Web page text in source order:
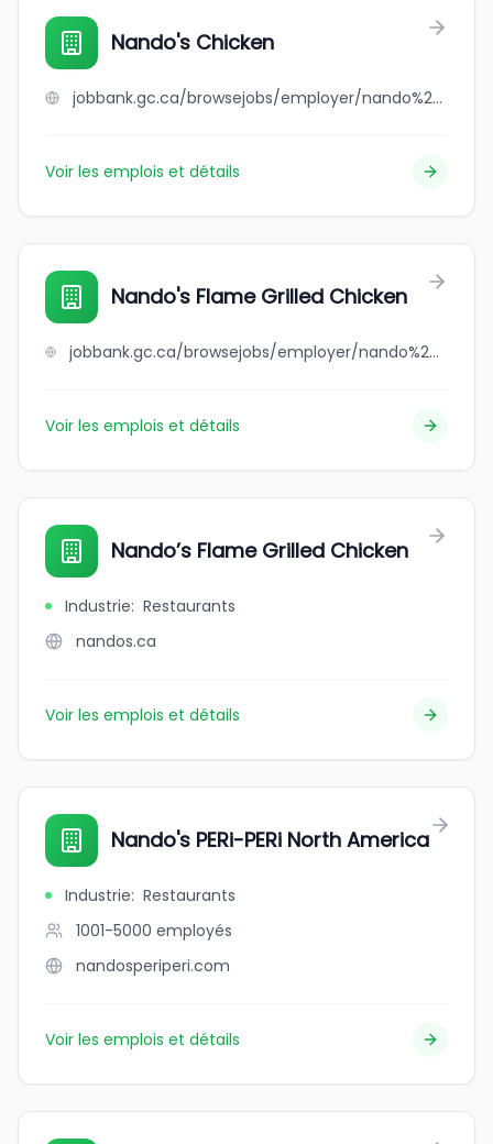
Nando's Chicken
jobbank.gc.ca/browsejobs/employer/nando%27s+chicken/ca
Voir les emplois et détails
Nando's Flame Grilled Chicken
jobbank.gc.ca/browsejobs/employer/nando%27s+flame+grilled+chicken/ca
Voir les emplois et détails
Nando’s Flame Grilled Chicken
Industrie: Restaurants
nandos.ca
Voir les emplois et détails
Nando's PERi-PERi North America
Industrie: Restaurants
1001-5000 employés
nandosperiperi.com
Voir les emplois et détails